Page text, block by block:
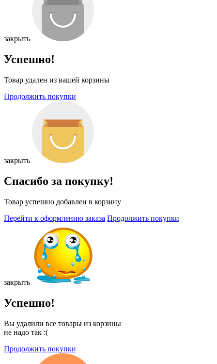
закрыть
Успешно!
Товар удален из вашей корзины
Продолжить покупки
закрыть
Спасибо за покупку!
Товар успешно добавлен в корзину
Перейти к оформлению заказа Продолжить покупки
закрыть
Успешно!
Вы удалили все товары из корзины
не надо так :(
Продолжить покупки